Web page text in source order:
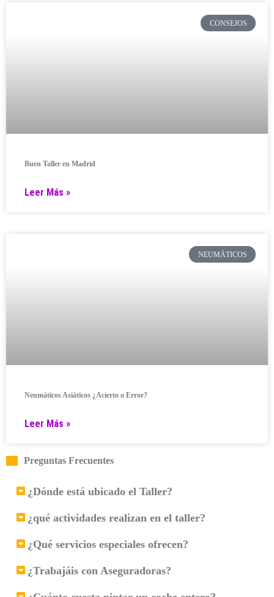
CONSEJOS
Buen Taller en Madrid
Leer Más »
NEUMÁTICOS
Neumáticos Asiáticos ¿Acierto o Error?
Leer Más »
Preguntas Frecuentes
¿Dónde está ubicado el Taller?
¿qué actividades realizan en el taller?
¿Qué servicios especiales ofrecen?
¿Trabajáis con Aseguradoras?